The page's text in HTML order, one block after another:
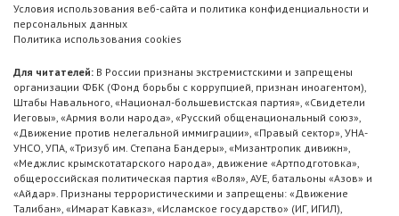
Условия использования веб-сайта и политика конфиденциальности и
персональных данных
Политика использования cookies
Для читателей: В России признаны экстремистскими и запрещены
организации ФБК (Фонд борьбы с коррупцией, признан иноагентом),
Штабы Навального, «Национал-большевистская партия», «Свидетели
Иеговы», «Армия воли народа», «Русский общенациональный союз»,
«Движение против нелегальной иммиграции», «Правый сектор», УНА-
УНСО, УПА, «Тризуб им. Степана Бандеры», «Мизантропик дивижн»,
«Меджлис крымскотатарского народа», движение «Артподготовка»,
общероссийская политическая партия «Воля», АУЕ, батальоны «Азов» и
«Айдар». Признаны террористическими и запрещены: «Движение
Талибан», «Имарат Кавказ», «Исламское государство» (ИГ, ИГИЛ),